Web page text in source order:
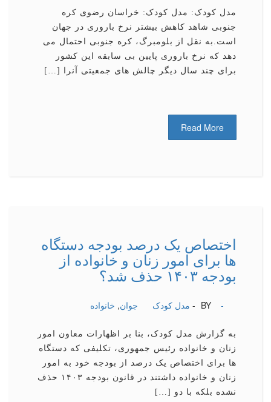
مدل کودک: مدل کودک: خراسان رضوی کره
جنوبی شاهد کاهش بیشتر نرخ باروری در جهان
است.به نقل از بلومبرگ، کره جنوبی احتمال می
دهد که نرخ باروری پایین بی سابقه این کشور
برای چند سال دیگر چالش های جمعیتی آنرا […]
Read More
اختصاص یک درصد بودجه دستگاه
ها برای امور زنان و خانواده از
بودجه ۱۴۰۳ حذف شد؟
BY - مدل کودک جوان, خانواده -
به گزارش مدل کودک، بنا بر اظهارات معاون امور
زنان و خانواده رئیس جمهوری، تکلیفی که دستگاه
ها برای اختصاص یک درصد از بودجه خود به امور
زنان و خانواده داشتند در قانون بودجه ۱۴۰۳ حذف
نشده بلکه با دو […]